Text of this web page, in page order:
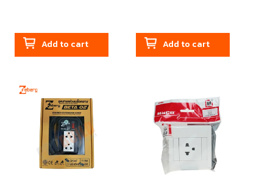
Add to cart Add to cart